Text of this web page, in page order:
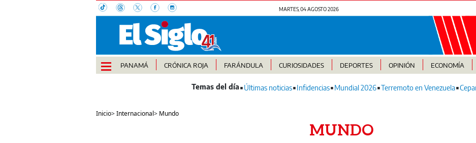
MARTES, 04 AGOSTO 2026
PANAMÁ CRÓNICA ROJA FARÁNDULA CURIOSIDADES DEPORTES OPINIÓN ECONOMÍA
Últimas noticias Infidencias Mundial 2026 Terremoto en Venezuela
Inicio>Internacional> Mundo
MUNDO